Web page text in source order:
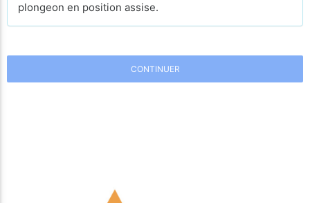
plongeon en position assise.
CONTINUER